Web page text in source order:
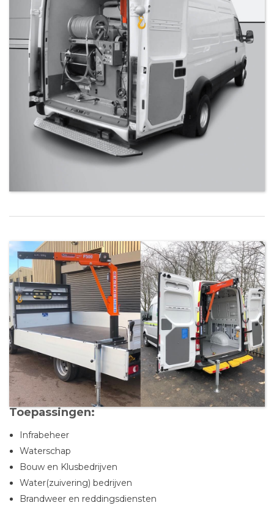
Toepassingen:
Infrabeheer
Waterschap
Bouw en Klusbedrijven
Water(zuivering) bedrijven
Brandweer en reddingsdiensten